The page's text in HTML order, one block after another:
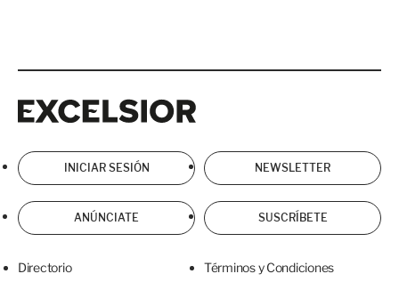
INICIAR SESIÓN NEWSLETTER
ANÚNCIATE SUSCRÍBETE
Directorio Términos y Condiciones